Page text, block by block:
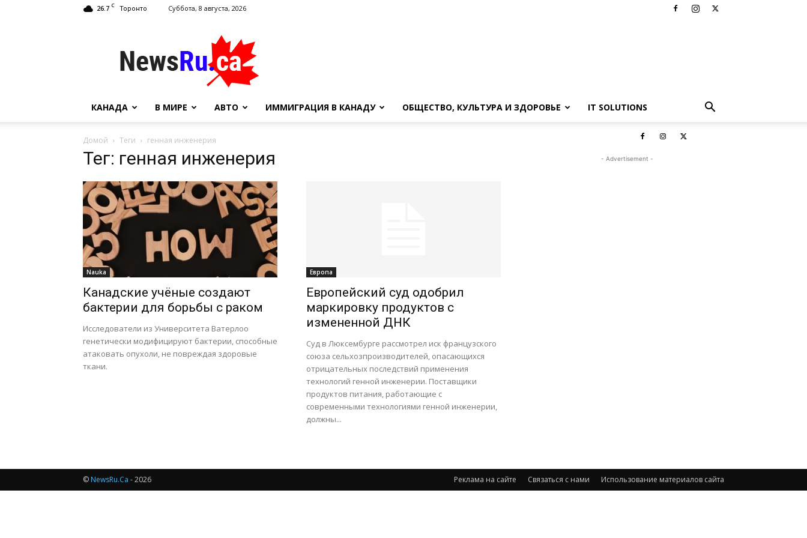
26.7 C Торонто Суббота, 8 августа, 2026
NewsRu.Ca
КАНАДА В МИРЕ АВТО ИММИГРАЦИЯ В КАНАДУ ОБЩЕСТВО, КУЛЬТУРА И ЗДОРОВЬЕ IT SOLUTIONS
Домой Теги генная инженерия
Тег: генная инженерия
Nauka
Канадские учёные создают
бактерии для борьбы с раком
Исследователи из Университета Ватерлоо
генетически модифицируют бактерии, способные
атаковать опухоли, не повреждая здоровые
ткани.
Европа
Европейский суд одобрил
маркировку продуктов с
измененной ДНК
Суд в Люксембурге рассмотрел иск французского
союза сельхозпроизводителей, опасающихся
отрицательных последствий применения
технологий генной инженерии. Поставщики
продуктов питания, работающие с
современными технологиями генной инженерии,
должны...
- Advertisement -
Реклама на сайте Связаться с нами Использование материалов сайта
© NewsRu.Ca - 2026